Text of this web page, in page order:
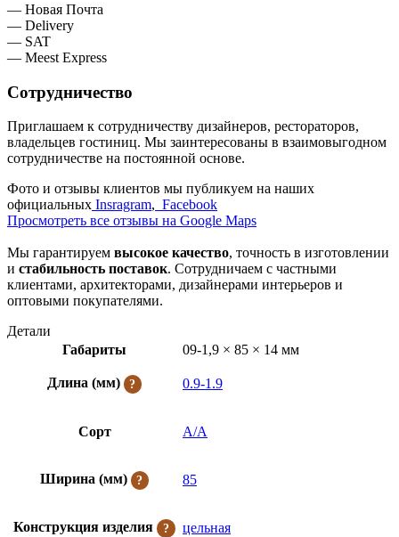
— Новая Почта
— Delivery
— SAT
— Meest Express
Сотрудничество
Приглашаем к сотрудничеству дизайнеров, рестораторов,
владельцев гостиниц. Мы заинтересованы в взаимовыгодном
сотрудничестве на постоянной основе.
Фото и отзывы клиентов мы публикуем на наших
официальных Insragram, Facebook
Просмотреть все отзывы на Google Maps
Мы гарантируем высокое качество, точность в изготовлении
и стабильность поставок. Сотрудничаем с частными
клиентами, архитекторами, дизайнерами интерьеров и
оптовыми покупателями.
Детали
Габариты
09-1,9 × 85 × 14 мм
Длина (мм) 0.9-1.9
Сорт А/А
Ширина (мм) 85
Конструкция изделия цельная